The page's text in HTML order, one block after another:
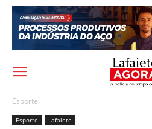
Esporte
Esporte Lafaiete